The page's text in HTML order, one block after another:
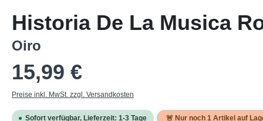
Historia De La Musica
Oiro
15,99 €
Preise inkl. MwSt. zzgl. Versandkosten
Sofort verfügbar, Lieferzeit: 1-3 Tage 🚨 Nur noch 1 Artikel auf